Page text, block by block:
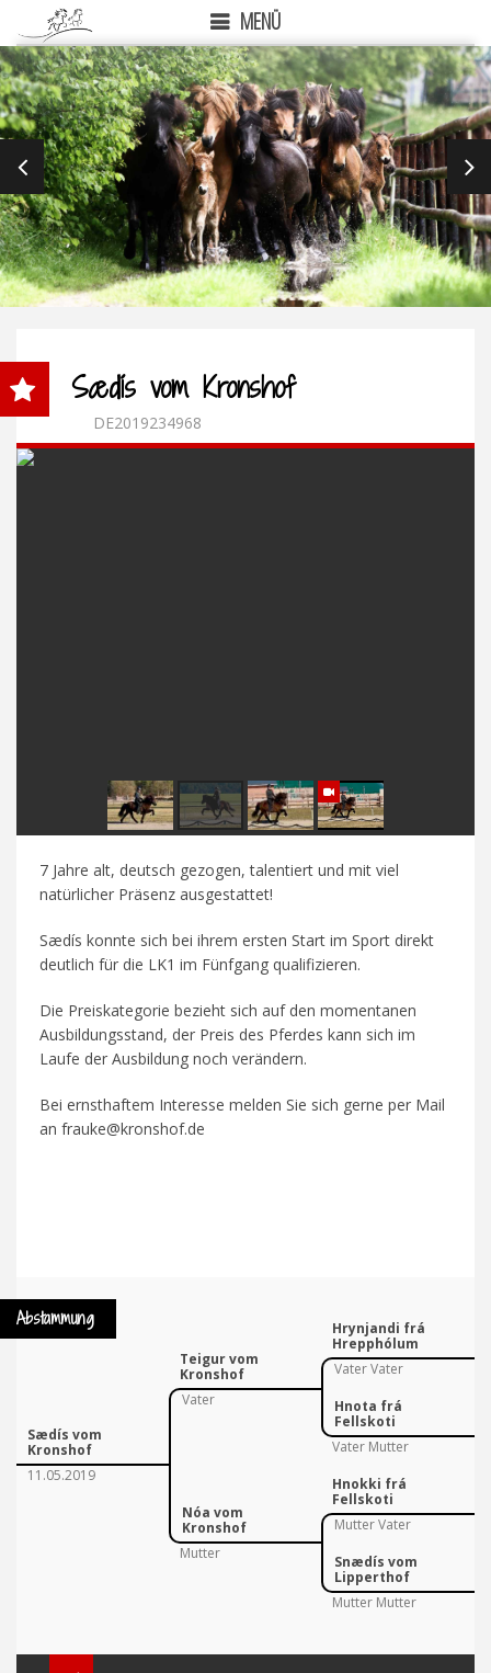
MENÜ
PREVIOUS
Sædís vom Kronshof
DE2019234968
7 Jahre alt, deutsch gezogen, talentiert und mit viel
natürlicher Präsenz ausgestattet!
Sædís konnte sich bei ihrem ersten Start im Sport direkt
deutlich für die LK1 im Fünfgang qualifizieren.
Die Preiskategorie bezieht sich auf den momentanen
Ausbildungsstand, der Preis des Pferdes kann sich im
Laufe der Ausbildung noch verändern.
Bei ernsthaftem Interesse melden Sie sich gerne per Mail
an frauke@kronshof.de
Abstammung
Sædís vom
Kronshof
Teigur vom
Kronshof
Hrynjandi frá
Hrepphólum
Vater Vater
Vater
Hnota frá
Fellskoti
Vater Mutter
11.05.2019
Nóa vom
Kronshof
Hnokki frá
Fellskoti
Mutter Vater
Mutter
Snædís vom
Lipperthof
Mutter Mutter